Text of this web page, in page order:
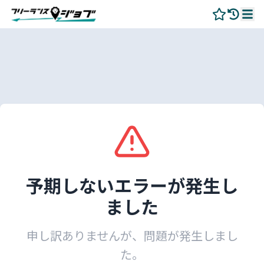
予期しないエラーが発生し
ました
申し訳ありませんが、問題が発生しまし
た。